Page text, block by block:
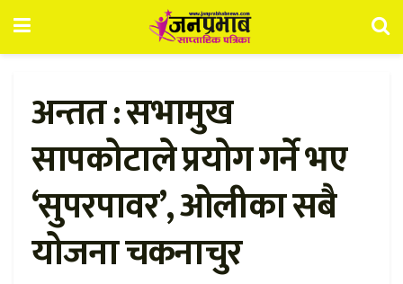
अन्तत : सभामुख
सापकोटाले प्रयोग गर्ने भए
‘सुपरपावर’, ओलीका सबै
योजना चकनाचुर